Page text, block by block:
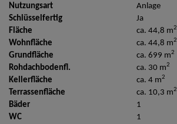
Nutzungsart
Anlage
Schlüsselfertig
Ja
Fläche
ca. 44,8 m2
Wohnfläche ca. 44,8 m2
Grundfläche ca. 699 m2
Rohdachbodenfl. ca. 30 m2
Kellerfläche ca. 4 m2
Terrassenfläche ca. 10,3 m2
Bäder
1
WC
1